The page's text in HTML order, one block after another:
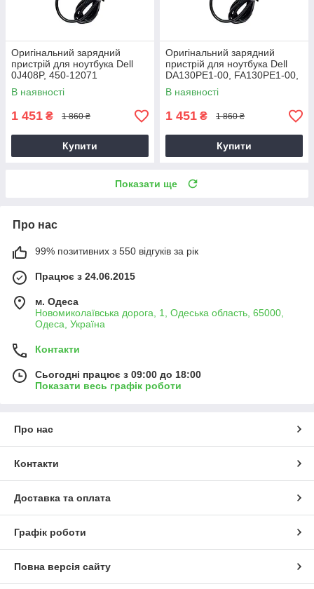
Оригінальний зарядний
пристрій для ноутбука Dell
0J408P, 450-12071
В наявності
1 451 ₴ 1 860 ₴
Купити
Оригінальний зарядний
пристрій для ноутбука Dell
DA130PE1-00, FA130PE1-00,
HA130PM160
В наявності
1 451 ₴ 1 860 ₴
Купити
Показати ще
Про нас
99% позитивних з 550 відгуків за рік
Працює з 24.06.2015
м. Одеса
Новомиколаївська дорога, 1, Одеська область, 65000,
Одеса, Україна
Контакти
Сьогодні працює з 09:00 до 18:00
Показати весь графік роботи
Про нас
Контакти
Доставка та оплата
Графік роботи
Повна версія сайту